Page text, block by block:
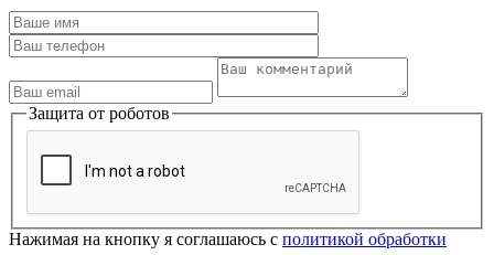
Защита от роботов
Нажимая на кнопку я соглашаюсь с политикой обработки